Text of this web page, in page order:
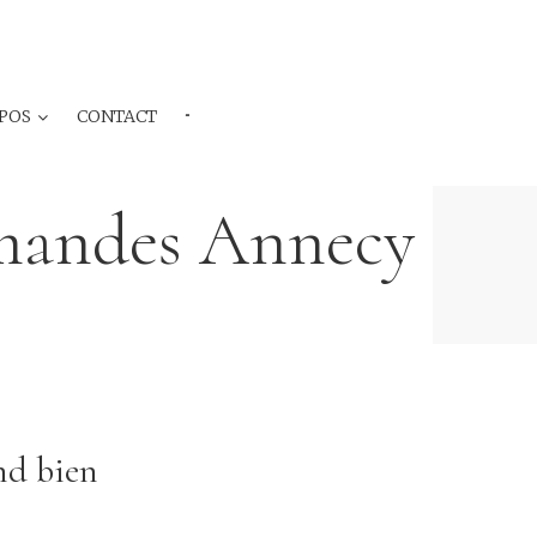
CONTACT ···
Annecy
bien